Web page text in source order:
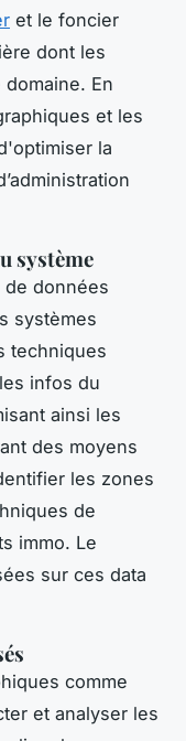
et le foncier
dont les
En
et les
la
système
données
systèmes
techniques
infos du
ainsi les
des moyens
les zones
de
immo. Le
sur ces data
comme
et analyser les